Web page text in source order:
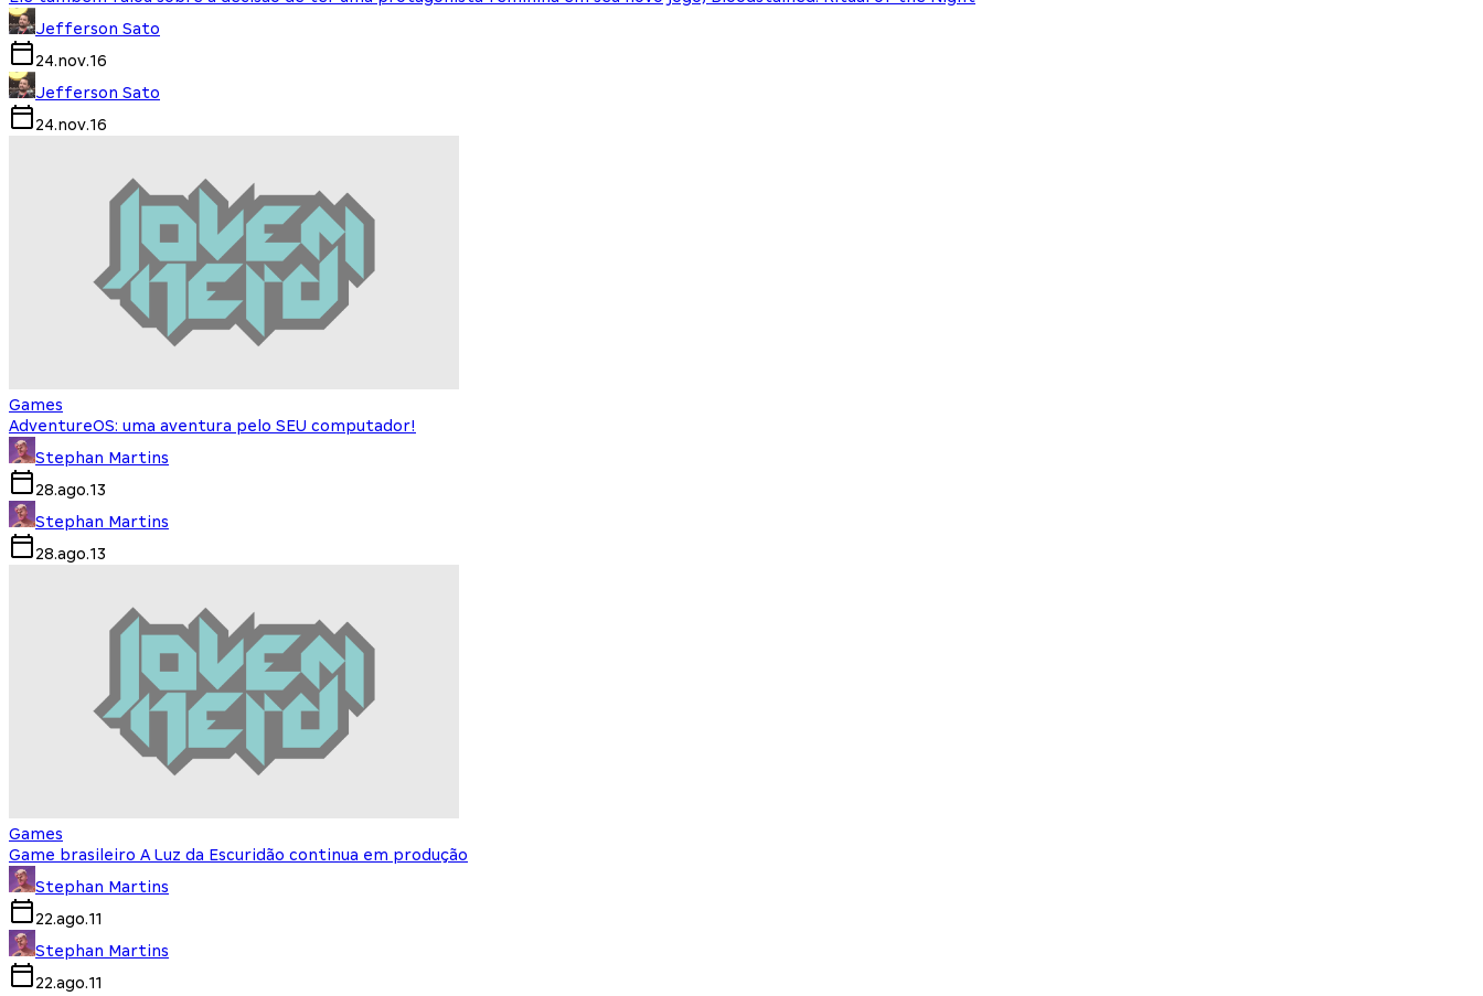
Jefferson Sato
24.nov.16
Jefferson Sato
24.nov.16
Games
AdventureOS: uma aventura pelo SEU computador!
Stephan Martins
28.ago.13
Stephan Martins
28.ago.13
Games
Game brasileiro A Luz da Escuridão continua em produção
Stephan Martins
22.ago.11
Stephan Martins
22.ago.11